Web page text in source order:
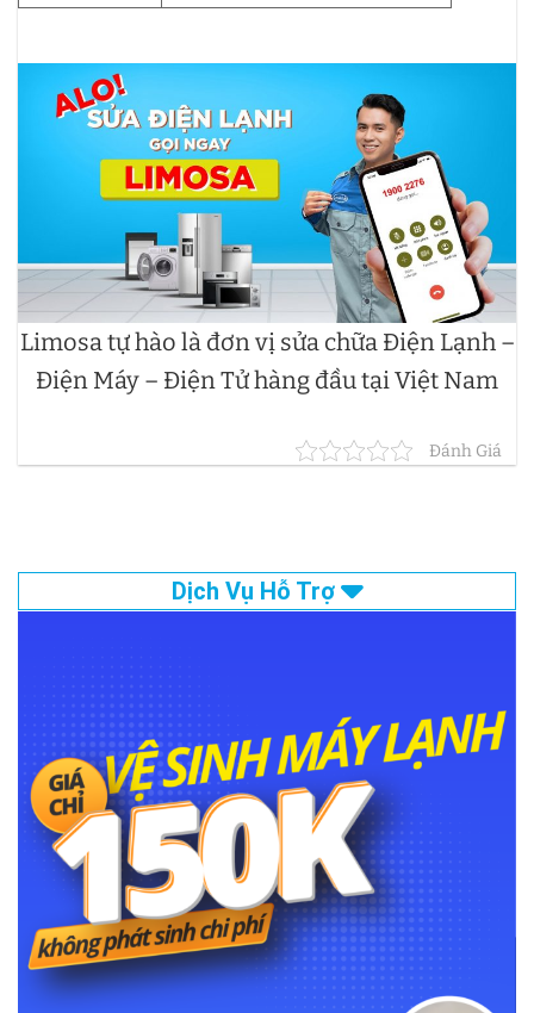
Limosa tự hào là đơn vị sửa chữa Điện Lạnh –
Điện Máy – Điện Tử hàng đầu tại Việt Nam
Đánh Giá
Dịch Vụ Hỗ Trợ